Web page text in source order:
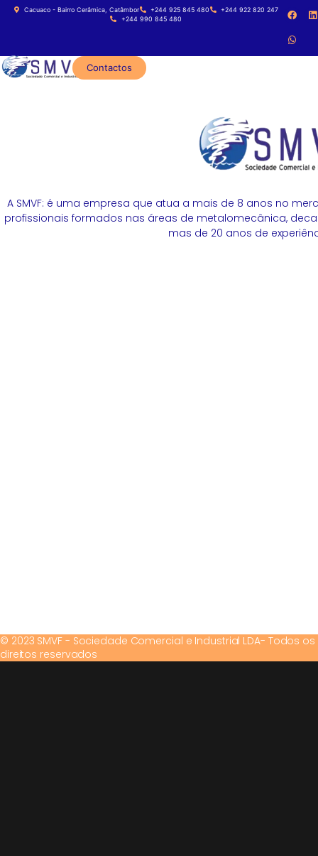
Cacuaco - Bairro Cerâmica, Catâmbor +244 925 845 480
+244 922 820 247
+244 990 845 480
Contactos
A SMVF: é uma empresa que atua a mais de 8 anos no
profissionais formados nas áreas de metalomecânica,
mas de 20 anos de
© 2023 SMVF - Sociedade Comercial e Industrial LDA- Todos os
direitos reservados